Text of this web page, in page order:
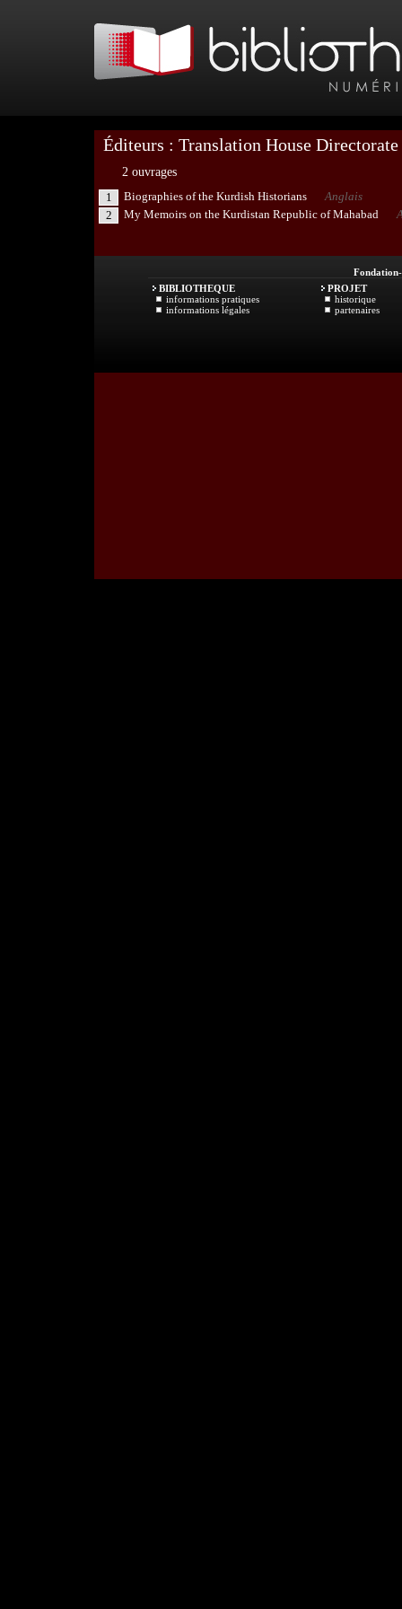
Éditeurs : Translation House Directorate
2 ouvrages
1
Biographies of the Kurdish Historians
Anglais
2
My Memoirs on the Kurdistan Republic of Mahabad
Fondation
BIBLIOTHEQUE
informations pratiques
informations légales
PROJET
historique
partenaires